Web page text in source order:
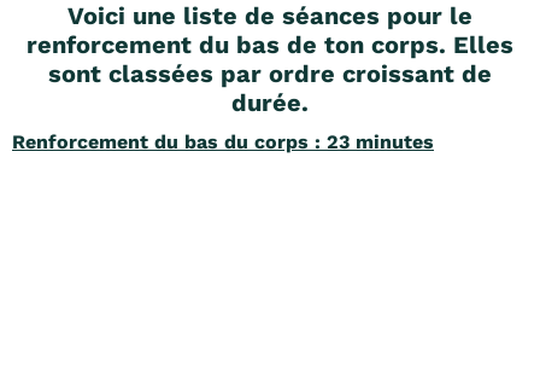
Voici une liste de séances pour le
renforcement du bas de ton corps. Elles
sont classées par ordre croissant de
durée.
Renforcement du bas du corps : 23 minutes